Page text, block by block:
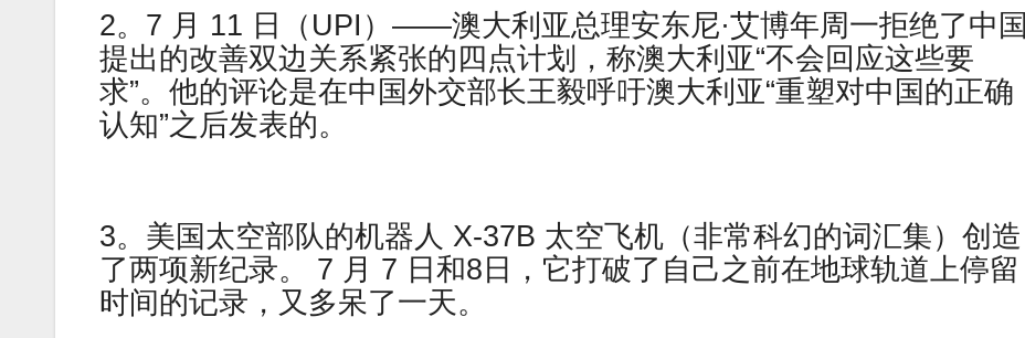
2。7 月 11 日（UPI）——澳大利亚总理安东尼·艾博年周一拒绝了中国
提出的改善双边关系紧张的四点计划，称澳大利亚“不会回应这些要
求”。他的评论是在中国外交部长王毅呼吁澳大利亚“重塑对中国的正确
认知”之后发表的。
3。美国太空部队的机器人 X-37B 太空飞机（非常科幻的词汇集）创造
了两项新纪录。 7 月 7 日和8日，它打破了自己之前在地球轨道上停留
时间的记录，又多呆了一天。